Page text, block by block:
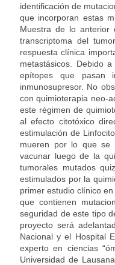
identificación de
que incorporan estas
Muestra de lo
transcriptoma del
respuesta clínica
metastásicos. Debido
epítopes que pasan
inmunosupresor. No
con quimioterapia neo-
este régimen de
al efecto citotóxico
estimulación de
mueren por lo que se
vacunar luego de la
tumorales mutados
estimulados por la
primer estudio clínico
que contienen
seguridad de este tipo
proyecto será
Nacional y el Hospital
experto en ciencias
Universidad de